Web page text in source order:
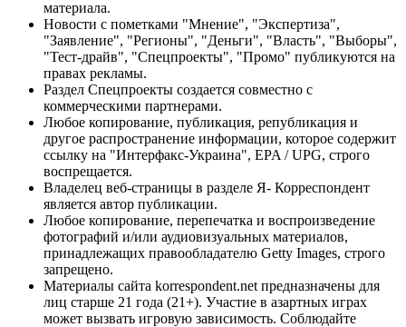
материала.
Новости с пометками "Мнение", "Экспертиза",
"Заявление", "Регионы", "Деньги", "Власть", "Выборы",
"Тест-драйв", "Спецпроекты", "Промо" публикуются на
правах рекламы.
Раздел Спецпроекты создается совместно с
коммерческими партнерами.
Любое копирование, публикация, републикация и
другое распространение информации, которое содержит
ссылку на "Интерфакс-Украина", EPA / UPG, строго
воспрещается.
Владелец веб-страницы в разделе Я- Корреспондент
является автор публикации.
Любое копирование, перепечатка и воспроизведение
фотографий и/или аудиовизуальных материалов,
принадлежащих правообладателю Getty Images, строго
запрещено.
Материалы сайта korrespondent.net предназначены для
лиц старше 21 года (21+). Участие в азартных играх
может вызвать игровую зависимость. Соблюдайте